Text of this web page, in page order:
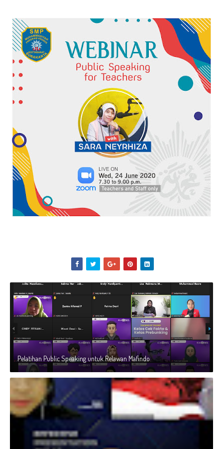
Pelatihan Public Speaking untuk Relawan Mafindo